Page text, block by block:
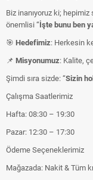
Biz inanıyoruz ki;
önemlisi “İşte bunu ben
🎯 Hedefimiz: Herkesin
📌 Misyonumuz: Kalite,
Şimdi sıra sizde: “Sizin
Çalışma Saatlerimiz
Hafta: 08:30 – 19:30
Pazar: 12:30 – 17:30
Ödeme Seçeneklerimiz
Mağazada: Nakit & Tüm